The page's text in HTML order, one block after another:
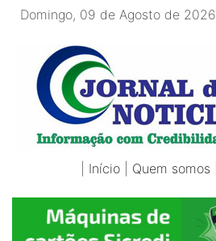
Domingo, 09 de Agosto de 2026
Início Quem somos